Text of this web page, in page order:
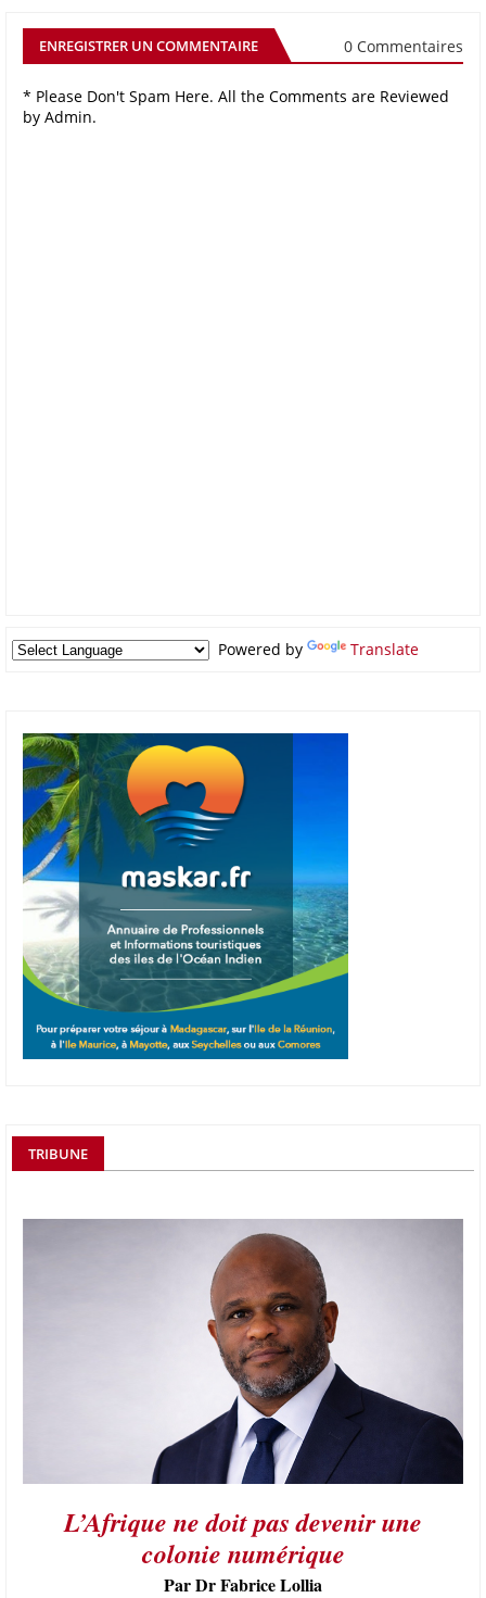
ENREGISTRER UN COMMENTAIRE 0 Commentaires
* Please Don't Spam Here. All the Comments are Reviewed
by Admin.
Powered by Translate
TRIBUNE
L’Afrique ne doit pas devenir une
colonie numérique
Par Dr Fabrice Lollia